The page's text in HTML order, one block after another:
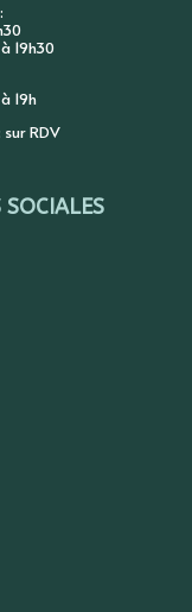
19h30
19h
RDV
SOCIALES